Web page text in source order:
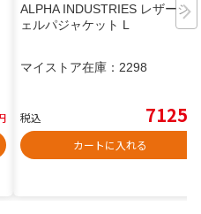
ALPHA INDUSTRIES レザーシ
ェルパジャケット L
マイストア在庫： 2298
税込 7125
カートに入れる